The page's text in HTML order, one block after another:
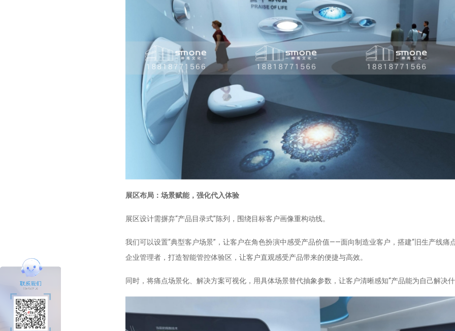
展区布局：场景赋能，强化代入体验
展区设计需摒弃“产品目录式”陈列，围绕目标客户画像重构动线。
我们可以设置“典型客户场景”，让客户在角色扮演中感受产品价值——面向制造业客户，搭建“旧生产线痛
企业管理者，打造智能管控体验区，让客户直观感受产品带来的便捷与高效。
同时，将痛点场景化、解决方案可视化，用具体场景替代抽象参数，让客户清晰感知“产品能为自己解决